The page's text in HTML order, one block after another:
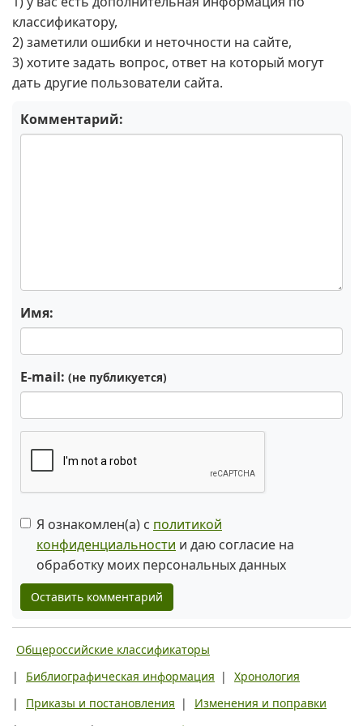
классификатору,
2) заметили ошибки и неточности на сайте,
3) хотите задать вопрос, ответ на который могут
дать другие пользователи сайта.
Комментарий:
Имя:
E-mail: (не публикуется)
Я ознакомлен(а) с политикой
конфиденциальности и даю согласие на
обработку моих персональных данных
Оставить комментарий
Общероссийские классификаторы
|
Библиографическая информация |
Хронология
|
Приказы и постановления |
Изменения и поправки